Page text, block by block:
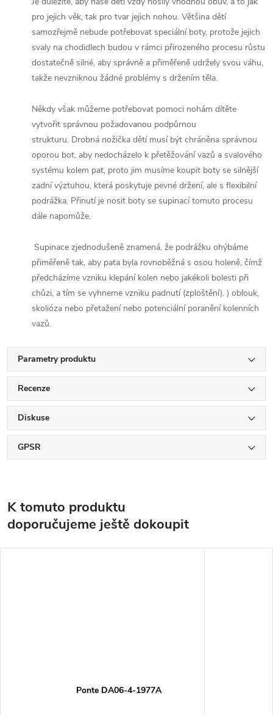
pro jejich věk, tak pro tvar jejich nohou. Většina dětí
samozřejmě nebude potřebovat speciální boty, protože jejich
svaly na chodidlech budou v rámci přirozeného procesu růstu
dostatečně silné, aby správně a přiměřeně udržely svou váhu,
takže nevzniknou žádné problémy s držením těla.
Někdy však můžeme potřebovat pomoci nohám dítěte
vytvořit správnou požadovanou podpůrnou
strukturu. Drobná nožička dětí musí být chráněna správnou
oporou bot, aby nedocházelo k přetěžování vazů a svalového
systému kolem pat, proto jim musíme koupit boty se silnější
zadní výztuhou, která poskytuje pevné držení, ale s flexibilní
podrážka. Přinutí je nosit boty se supinací tomuto procesu
dále napomůže.
Supinace zjednodušeně znamená, že podrážku ohýbáme
přiměřeně tak, aby pata byla rovnoběžná s osou holeně, čímž
předcházíme vzniku klepání kolen nebo jakékoli bolesti při
chůzi, a tím se vyhneme vzniku padnutí (zploštění). ) oblouk,
skolióza nebo přetažení nebo potenciální poranění kolenních
vazů.
Parametry produktu
Recenze
Diskuse
GPSR
K tomuto produktu
doporučujeme ještě dokoupit
Ponte DA06-4-1977A